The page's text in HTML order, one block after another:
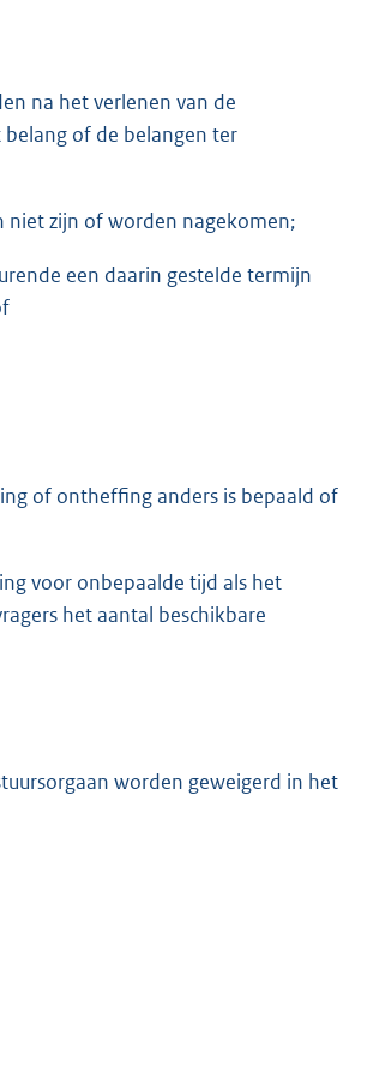
na het verlenen van de
of de belangen ter
zijn of worden nagekomen;
een daarin gestelde termijn
of ontheffing anders is bepaald of
voor onbepaalde tijd als het
het aantal beschikbare
worden geweigerd in het